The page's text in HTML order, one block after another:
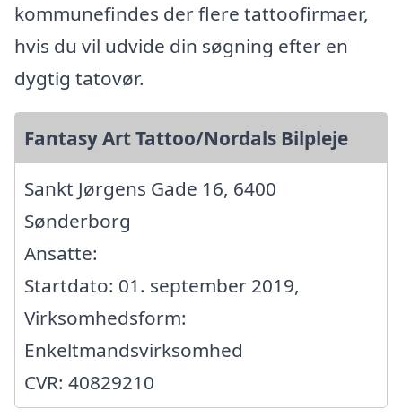
kommunefindes der flere tattoofirmaer,
hvis du vil udvide din søgning efter en
dygtig tatovør.
Fantasy Art Tattoo/Nordals Bilpleje
Sankt Jørgens Gade 16, 6400
Sønderborg
Ansatte:
Startdato: 01. september 2019,
Virksomhedsform:
Enkeltmandsvirksomhed
CVR: 40829210